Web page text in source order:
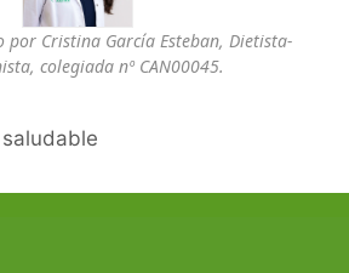
por Cristina García Esteban, Dietista-
colegiada nº CAN00045.